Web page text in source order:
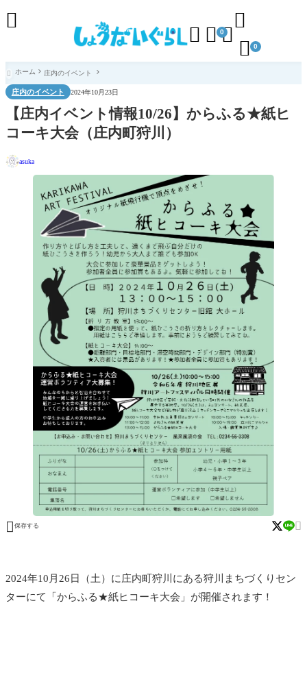
  0

 0

 ホーム 庄内のイベント
庄内のイベント 2024年10月23日
【庄内イベント情報10/26】からふる★紙ヒ
コーキ大会（庄内町狩川）
asuka
 保存する 
2024年10月26日（土）に庄内町狩川にある狩川まちづくりセン
ターにて「からふる★紙ヒコーキ大会」が開催されます！